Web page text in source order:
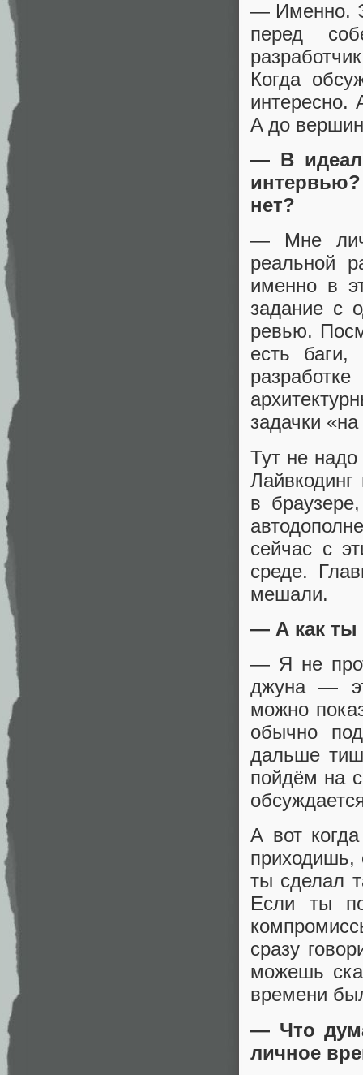
— Именно.
перед
Когда
интересно.
A до
— В
нет?
— Мне
реальной
именно в
задание с
ревью.
есть
задачки
Тут не
в
сейчас с
среде.
мешали.
— А как ты
— Я не
джуна —
можно
обычно
дальше
пойдём на
А вот
приходишь,
ты сделал
Если ты
сразу
можешь
времени
— Что
личное